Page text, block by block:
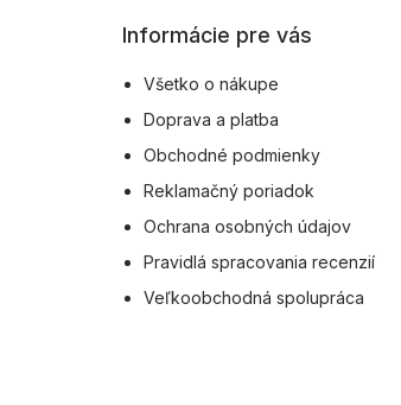
Informácie pre vás
Všetko o nákupe
Doprava a platba
Obchodné podmienky
Reklamačný poriadok
Ochrana osobných údajov
Pravidlá spracovania recenzií
Veľkoobchodná spolupráca